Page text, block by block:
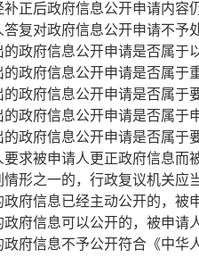
补正后政府信息公开申请内容
复对政府信息公开申请不予
的政府信息公开申请是否属
的政府信息公开申请是否属于
的政府信息公开申请是否属
的政府信息公开申请是否属
的政府信息公开申请是否属
求被申请人更正政府信息而
形之一的，行政复议机关应
政府信息已经主动公开的，被
政府信息可以公开的，被申
政府信息不予公开符合《中